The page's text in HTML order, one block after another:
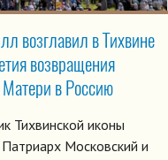
возглавил в Тихвине
возвращения
в Россию
Тихвинской иконы
Московский и